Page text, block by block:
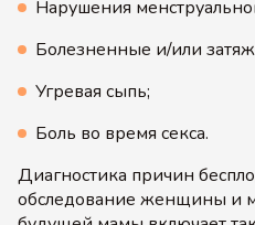
Нарушения
Болезненные и/или
Угревая сыпь;
Боль во время секса.
Диагностика причин
обследование женщины и